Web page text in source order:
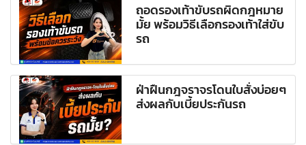
ถอดรองเท้าขับรถผิดกฎหมาย
มั้ย พร้อมวิธีเลือกรองเท้าใส่ขับ
รถ
ฝ่าฝืนกฎจราจรโดนใบสั่งบ่อยๆ
ส่งผลกับเบี้ยประกันรถ